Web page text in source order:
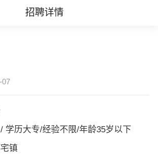
招聘详情
07
学历大专/经验不限/年龄35岁以下
镇